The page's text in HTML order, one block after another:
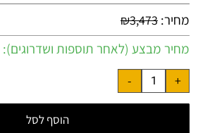
מחיר: ₪3,473
מחיר מבצע (לאחר תוספות ושדרוגים):
הוסף לסל